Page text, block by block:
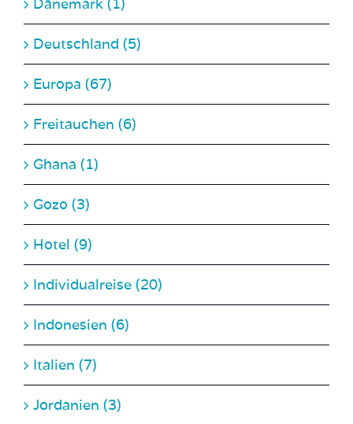
Deutschland (5)
Europa (67)
Freitauchen (6)
Ghana (1)
Gozo (3)
Hotel (9)
Individualreise (20)
Indonesien (6)
Italien (7)
Jordanien (3)
Karibik (1)